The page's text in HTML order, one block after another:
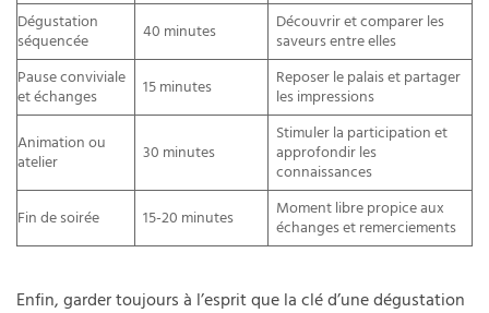
Dégustation
séquencée
40 minutes
Découvrir et comparer les
saveurs entre elles
Pause conviviale
et échanges
15 minutes
Reposer le palais et partager
les impressions
Animation ou
atelier
30 minutes
Stimuler la participation et
approfondir les
connaissances
Fin de soirée 15-20 minutes
Moment libre propice aux
échanges et remerciements
Enfin, garder toujours à l’esprit que la clé d’une dégustation